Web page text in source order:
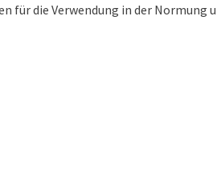
für die Verwendung in der Normung